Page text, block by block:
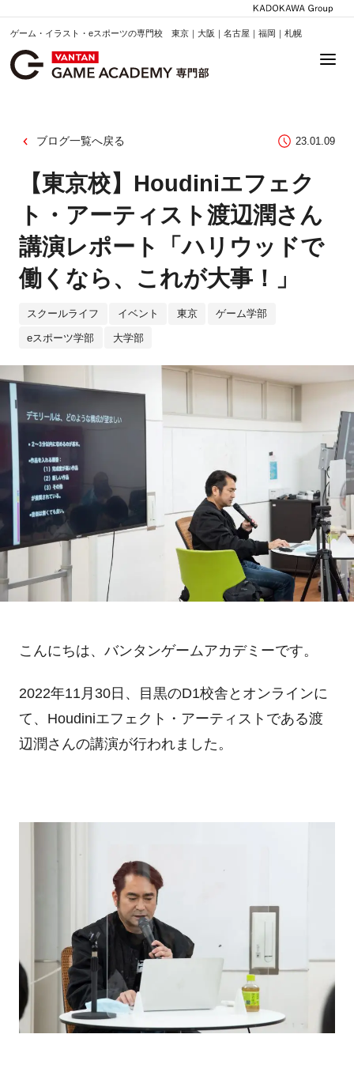
ゲーム・イラスト・eスポーツの専門校 東京｜大阪｜名古屋｜福岡｜札幌
ブログ一覧へ戻る 23.01.09
【東京校】Houdiniエフェク
ト・アーティスト渡辺潤さん
講演レポート「ハリウッドで
働くなら、これが大事！」
スクールライフ イベント 東京 ゲーム学部
eスポーツ学部 大学部
こんにちは、バンタンゲームアカデミーです。
2022年11 月 30日、目黒のD1校舎とオンラインに
て、Houdiniエフェクト・アーティストである渡
辺潤さんの講演が行われました。